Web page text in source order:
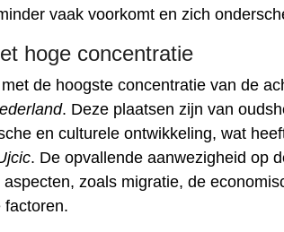
vaak voorkomt en zich
hoge concentratie
de hoogste concentratie van de
. Deze plaatsen zijn van
en culturele ontwikkeling, wat
. De opvallende aanwezigheid op
zoals migratie, de
factoren.